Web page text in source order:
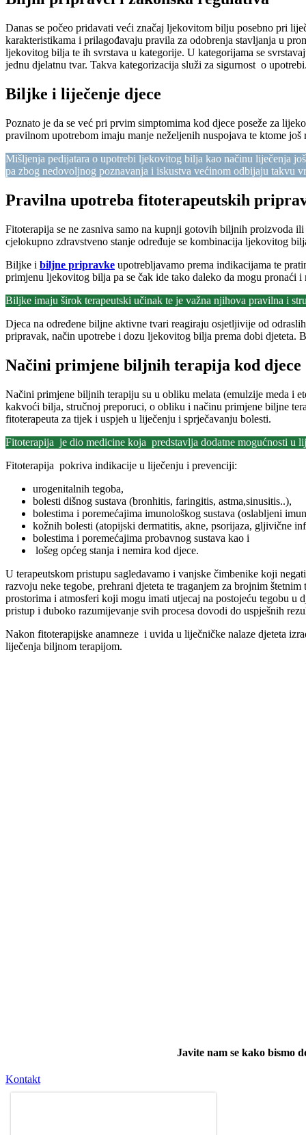
Danas se počeo pridavati veći značaj ljekovitom bilju posebno pri
karakteristikama i prilagođavaju pravila za odobrenja stavljanja u
ljekovitog bilja te ih svrstava u kategorije. U kategorijama se
jednu djelatnu tvar. Takva kategorizacija služi za sigurnost o
Biljke i liječenje djece
Poznato je da se već pri prvim simptomima kod djece poseže za
pravilnom upotrebom imaju manje neželjenih nuspojava te ktome još
Mišljenja pedijatara o upotrebi ljekovitog bilja kao načinu liječenja
pa zbog nedovoljnog poznavanja i iskustva većinom odbijaju takvu
Pravilna upotreba fitoterapeutskih
Fitoterapija se ne zasniva samo na kupnji gotovih biljnih proizvoda
cjelokupno zdravstveno stanje određuje se kombinacija ljekovitog
Biljke i biljne pripravke upotrebljavamo prema indikacijama te
primjenu ljekovitog bilja pa se čak ide tako daleko da mogu pronaći
Biljke imaju širok terapeutski učinak te je važna njihova pravilna i
Djeca na određene biljne aktivne tvari reagiraju osjetljivije od
pripravak, način upotrebe i dozu ljekovitog bilja prema dobi djeteta.
Načini primjene biljnih terapija kod djece
Načini primjene biljnih terapiju su u obliku melata (emulzije meda i
kakvoći bilja, stručnoj preporuci, o obliku i načinu primjene biljne
fitoterapeuta za tijek i uspjeh u liječenju i sprječavanju bolesti.
Fitoterapija je dio medicine koja predstavlja dodatne mogućnosti u
Fitoterapija pokriva indikacije u liječenju i prevenciji:
urogenitalnih tegoba,
bolesti dišnog sustava (bronhitis, faringitis, astma,sinusitis..),
bolestima i poremećajima imunološkog sustava (oslabljeni
kožnih bolesti (atopijski dermatitis, akne, psorijaza, gljivične
bolestima i poremećajima probavnog sustava kao i
lošeg općeg stanja i nemira kod djece.
U terapeutskom pristupu sagledavamo i vanjske čimbenike koji
razvoju neke tegobe, prehrani djeteta te traganjem za brojnim
prostorima i atmosferi koji mogu imati utjecaj na postojeću tegobu u
pristup i duboko razumijevanje svih procesa dovodi do uspješnih
Nakon fitoterapijske anamneze i uvida u liječničke nalaze djeteta
liječenja biljnom terapijom.
Javite nam se kako bismo
Kontakt